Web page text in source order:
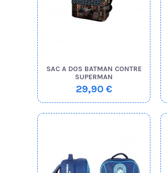
SAC A DOS BATMAN CONTRE
SUPERMAN
29,90 €